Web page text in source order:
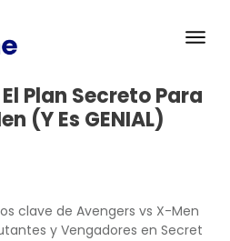
Plan Secreto Para
(y Es GENIAL)
clave de Avengers vs X-Men
y Vengadores en Secret